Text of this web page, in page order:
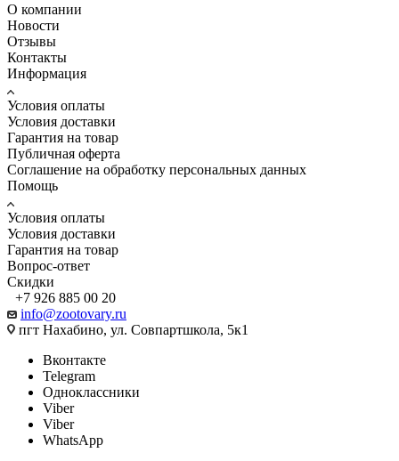
О компании
Новости
Отзывы
Контакты
Информация
Условия оплаты
Условия доставки
Гарантия на товар
Публичная оферта
Соглашение на обработку персональных данных
Помощь
Условия оплаты
Условия доставки
Гарантия на товар
Вопрос-ответ
Скидки
+7 926 885 00 20
info@zootovary.ru
пгт Нахабино, ул. Совпартшкола, 5к1
Вконтакте
Telegram
Одноклассники
Viber
Viber
WhatsApp